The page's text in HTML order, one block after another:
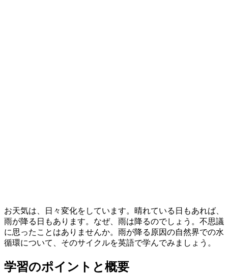
お天気は、日々変化をしています。晴れている日もあれば、
雨が降る日もあります。なぜ、雨は降るのでしょう。不思議
に思ったことはありませんか。雨が降る原因の自然界での水
循環について、そのサイクルを英語で学んでみましょう。
学習のポイントと概要